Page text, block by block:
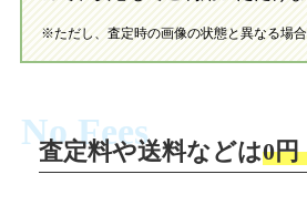
※ただし、査定時の画像の状態と異なる場合
No Fees
査定料や送料などは0円